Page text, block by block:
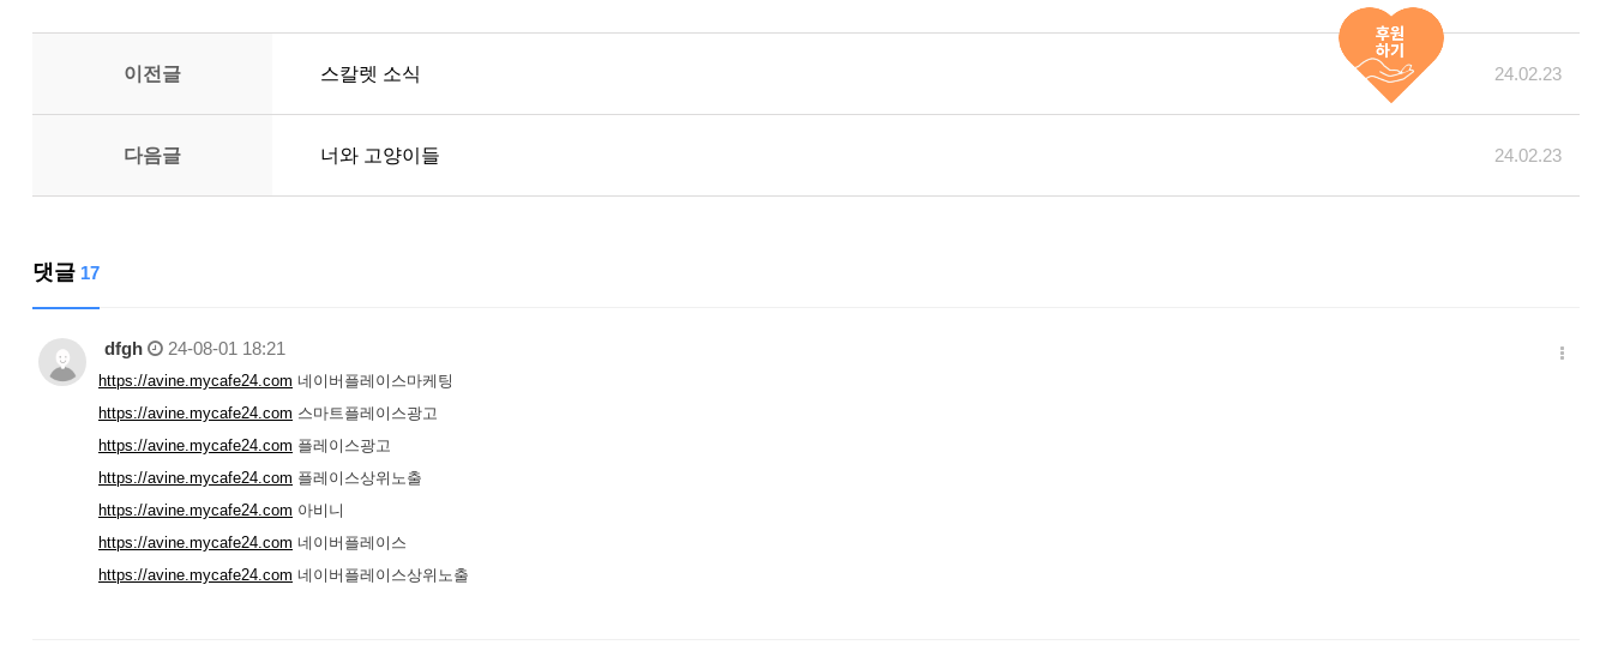
이전글 스칼렛 소식 24.02.23
다음글 너와 고양이들 24.02.23
댓글 17
dfgh 24-08-01 18:21
https://avine.mycafe24.com 네이버플레이스마케팅
https://avine.mycafe24.com 스마트플레이스광고
https://avine.mycafe24.com 플레이스광고
https://avine.mycafe24.com 플레이스상위노출
https://avine.mycafe24.com 아비니
https://avine.mycafe24.com 네이버플레이스
https://avine.mycafe24.com 네이버플레이스상위노출